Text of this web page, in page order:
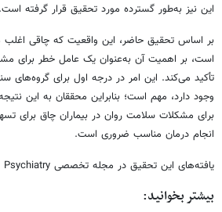
این نیز به‌طور گسترده مورد تحقیق قرار گرفته است.
بر اساس تحقیق حاضر، این واقعیت که چاقی اغلب
است، بر اهمیت آن به‌عنوان یک عامل خطر برای
تأکید می‌کند. این امر در درجه اول برای گروه‌های
وجود دارد، مهم است؛ بنابراین محققان به این
برای مشکلات سلامت روان در بیماران چاق برای
انجام درمان مناسب ضروری است.
یافته‌های این تحقیق در مجله تخصصی Translational Psychiatry منتشر شد.
بیشتر بخوانید: